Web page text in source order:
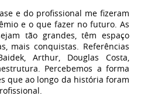
e do profissional me fizeram
e o que fazer no futuro. As
tão grandes, têm espaço
mais conquistas. Referências
Arthur, Douglas Costa,
Percebemos a forma
que ao longo da história foram